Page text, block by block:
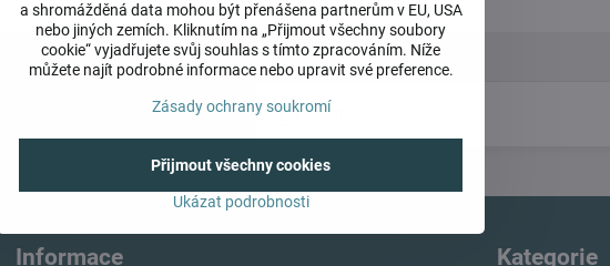
k odběru novinek e-mailem
Informace Kategorie
a shromážděná data mohou být přenášena partnerům v EU, USA
nebo jiných zemích. Kliknutím na „Přijmout všechny soubory
cookie“ vyjadřujete svůj souhlas s tímto zpracováním. Níže
můžete najít podrobné informace nebo upravit své preference.
Zásady ochrany soukromí
Ukázat podrobnosti
Přijmout všechny cookies